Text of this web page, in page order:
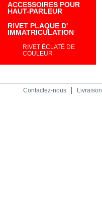
ACCESSOIRES POUR
HAUT-PARLEUR
RIVET PLAQUE D'
IMMATRICULATION
RIVET ÉCLATÉ DE
COULEUR
Contactez-nous Livraison